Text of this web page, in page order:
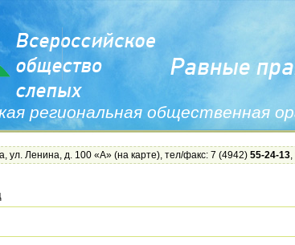
региональная общественная
ул. Ленина, д. 100 «А» (на карте), тел/факс: 7 (4942) 55-24-13